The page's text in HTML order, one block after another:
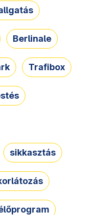
Berlinale
Trafibox
sikkasztás